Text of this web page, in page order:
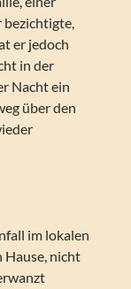
bezichtigte,
er jedoch
in der
Nacht ein
über den
im lokalen
Hause, nicht